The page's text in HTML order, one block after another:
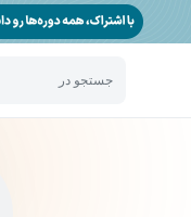
جستجو در